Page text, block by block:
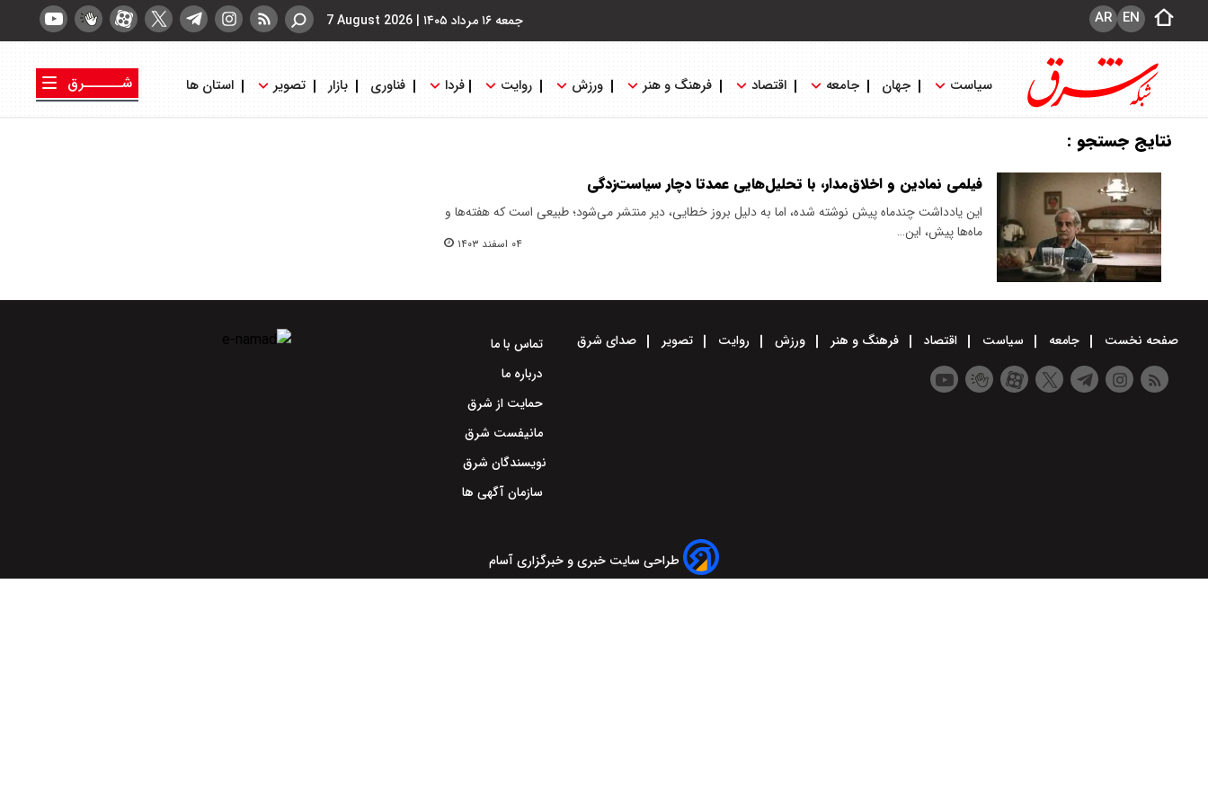
جمعه ۱۶ مرداد ۱۴۰۵ |
7 August 2026 EN
AR
سیاست جهان جامعه اقتصاد فرهنگ و هنر ورزش روایت فردا فناوری بازار تصویر استان ها
شــــــرق
نتایج جستجو :
فیلمی نمادین و اخلاق‌مدار، با تحلیل‌هایی عمدتا دچار سیاست‌زدگی
این یادداشت چندماه پیش نوشته شده، اما به ‌‌دلیل بروز خطایی، دیر منتشر می‌شود؛ طبیعی‌ است که هفته‌ها و
ماه‌ها پیش، این…
۰۴ اسفند ۱۴۰۳
صفحه نخست جامعه سیاست اقتصاد فرهنگ و هنر ورزش روایت تصویر صدای شرق
تماس با ما
درباره ما
حمایت از شرق
مانیفست شرق
نویسندگان شرق
سازمان آگهی ها
طراحی سایت خبری و خبرگزاری آسام